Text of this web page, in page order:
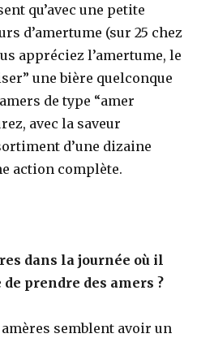
qu’avec une petite
d’amertume (sur 25 chez
appréciez l’amertume, le
une bière quelconque
de type “amer
avec la saveur
d’une dizaine
action complète.
dans la journée où il
prendre des amers ?
semblent avoir un